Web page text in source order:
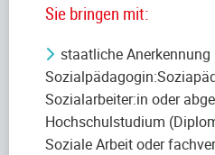
Sie bringen mit:
staatliche Anerkennung
Sozialarbeiter:in oder
Hochschulstudium
Soziale Arbeit oder